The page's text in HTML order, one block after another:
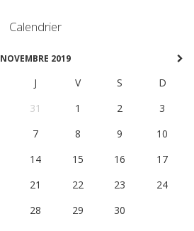
Calendrier
NOVEMBRE 2019
J V S
D
31 1 2
3
7 8 9
10
14 15 16
17
21 22 23
24
28 29 30